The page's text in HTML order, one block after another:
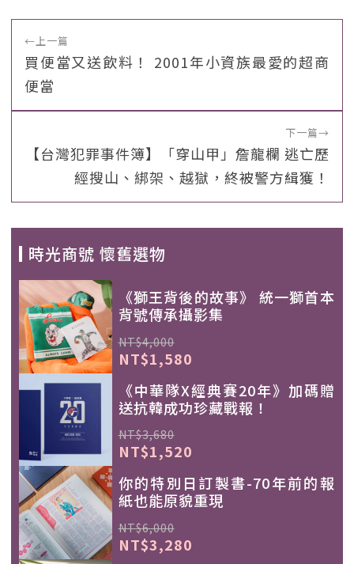
←上一篇
買便當又送飲料！ 2001年小資族最愛的超商
便當
下一篇→
【台灣犯罪事件簿】「穿山甲」詹龍欄 逃亡歷
經搜山、綁架、越獄，終被警方緝獲！
時光商號 懷舊選物
《獅王背後的故事》 統一獅首本
背號傳承攝影集
NT$4,000
NT$1,580
《中華隊X經典賽20年》加碼贈
送抗韓成功珍藏戰報！
NT$3,680
NT$1,520
你的特別日訂製書-70年前的報
紙也能原貌重現
NT$6,000
NT$3,280